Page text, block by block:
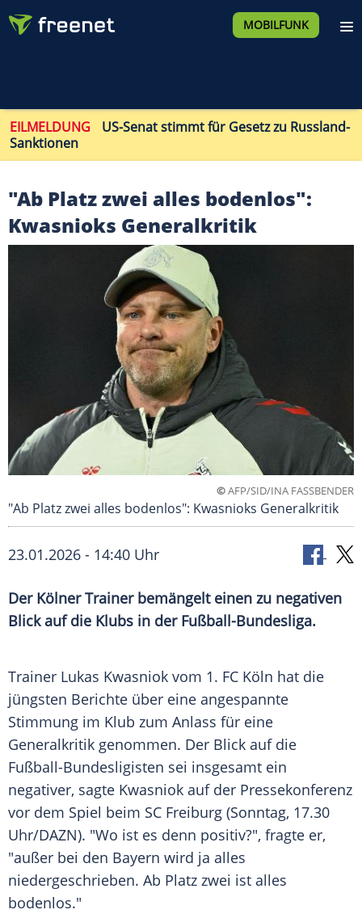
MOBILFUNK
EILMELDUNG
US-Senat stimmt für Gesetz zu Russland-
Sanktionen
"Ab Platz zwei alles bodenlos":
Kwasnioks Generalkritik
©AFP/SID/INA FASSBENDER
"Ab Platz zwei alles bodenlos": Kwasnioks Generalkritik
23.01.2026 - 14:40 Uhr
Der Kölner Trainer bemängelt einen zu negativen
Blick auf die Klubs in der Fußball-Bundesliga.
Trainer Lukas Kwasniok vom 1. FC Köln hat die
jüngsten Berichte über eine angespannte
Stimmung im Klub zum Anlass für eine
Generalkritik genommen. Der Blick auf die
Fußball-Bundesligisten sei insgesamt ein
negativer, sagte Kwasniok auf der Pressekonferenz
vor dem Spiel beim SC Freiburg (Sonntag, 17.30
Uhr/DAZN). "Wo ist es denn positiv?", fragte er,
"außer bei den Bayern wird ja alles
niedergeschrieben. Ab Platz zwei ist alles
bodenlos."